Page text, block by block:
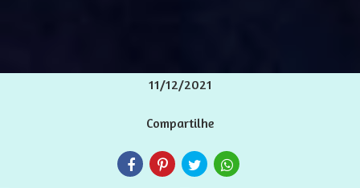
11/12/2021
Compartilhe